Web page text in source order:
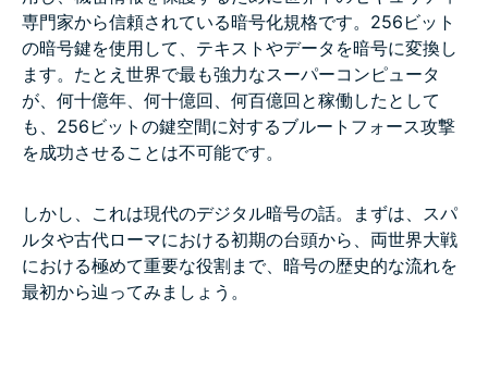
専門家から信頼されている暗号化規格です。256ビット
の暗号鍵を使用して、テキストやデータを暗号に変換し
ます。たとえ世界で最も強力なスーパーコンピュータ
が、何十億年、何十億回、何百億回と稼働したとして
も、256ビットの鍵空間に対するブルートフォース攻撃
を成功させることは不可能です。
しかし、これは現代のデジタル暗号の話。まずは、スパ
ルタや古代ローマにおける初期の台頭から、両世界大戦
における極めて重要な役割まで、暗号の歴史的な流れを
最初から辿ってみましょう。